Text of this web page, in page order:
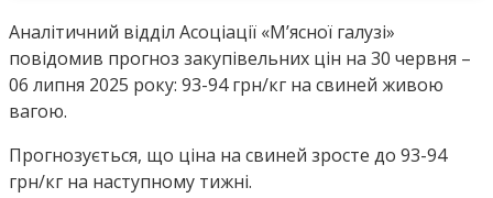
Аналітичний відділ Асоціації «М’ясної галузі»
повідомив прогноз закупівельних цін на 30 червня –
06 липня 2025 року: 93-94 грн/кг на свиней живою
вагою.
Прогнозується, що ціна на свиней зросте до 93-94
грн/кг на наступному тижні.